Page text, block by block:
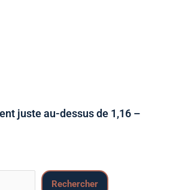
juste au-dessus de 1,16 –
Rechercher